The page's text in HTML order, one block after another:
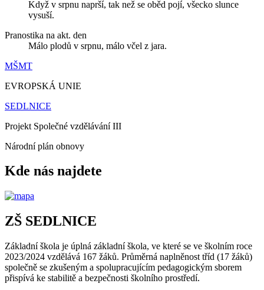
Když v srpnu naprší, tak než se oběd pojí, všecko slunce
vysuší.
Pranostika na akt. den
Málo plodů v srpnu, málo včel z jara.
MŠMT
EVROPSKÁ UNIE
SEDLNICE
Projekt Společné vzdělávání III
Národní plán obnovy
Kde nás najdete
ZŠ SEDLNICE
Základní škola je úplná základní škola, ve které se ve školním roce
2023/2024 vzdělává 167 žáků. Průměrná naplněnost tříd (17 žáků)
společně se zkušeným a spolupracujícím pedagogickým sborem
přispívá ke stabilitě a bezpečnosti školního prostředí.